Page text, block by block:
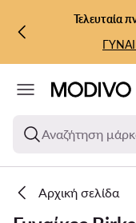
ΜΕΤΆΒΑΣΗ ΣΤΟ
ΜΕΤΆΒΑΣΗ ΣΤΗΝ
Τελευταία
Αναζήτηση
Αρχική σελίδα